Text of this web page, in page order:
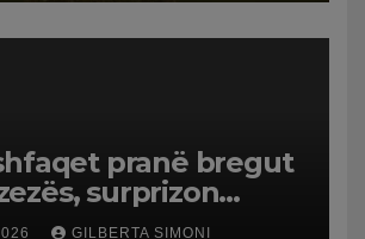
pranë bregut
surprizon
dhe banorët
GILBERTA SIMONI